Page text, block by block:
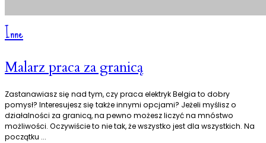
Inne
Malarz praca za granicą
Zastanawiasz się nad tym, czy praca elektryk Belgia to dobry
pomysł? Interesujesz się także innymi opcjami? Jeżeli myślisz o
działalności za granicą, na pewno możesz liczyć na mnóstwo
możliwości. Oczywiście to nie tak, że wszystko jest dla wszystkich. Na
początku ...